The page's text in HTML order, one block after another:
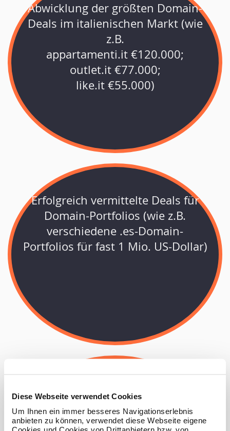
Diese Webseite verwendet Cookies
Um Ihnen ein immer besseres Navigationserlebnis
anbieten zu können, verwendet diese Webseite eigene
Cookies und Cookies von Drittanbietern bzw. von
Abwicklung der größten Domain-
Deals im italienischen Markt (wie
z.B.
appartamenti.it €120.000;
outlet.it €77.000;
like.it €55.000)
Erfolgreich vermittelte Deals für
Domain-Portfolios (wie z.B.
verschiedene .es-Domain-
Portfolios für fast 1 Mio. US-Dollar)
Erwerb von Domains für namhafte
Unternehmen und Marken wie
Subaru, Ducati und De Agostini.